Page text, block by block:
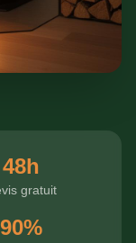
48h
gratuit
90%